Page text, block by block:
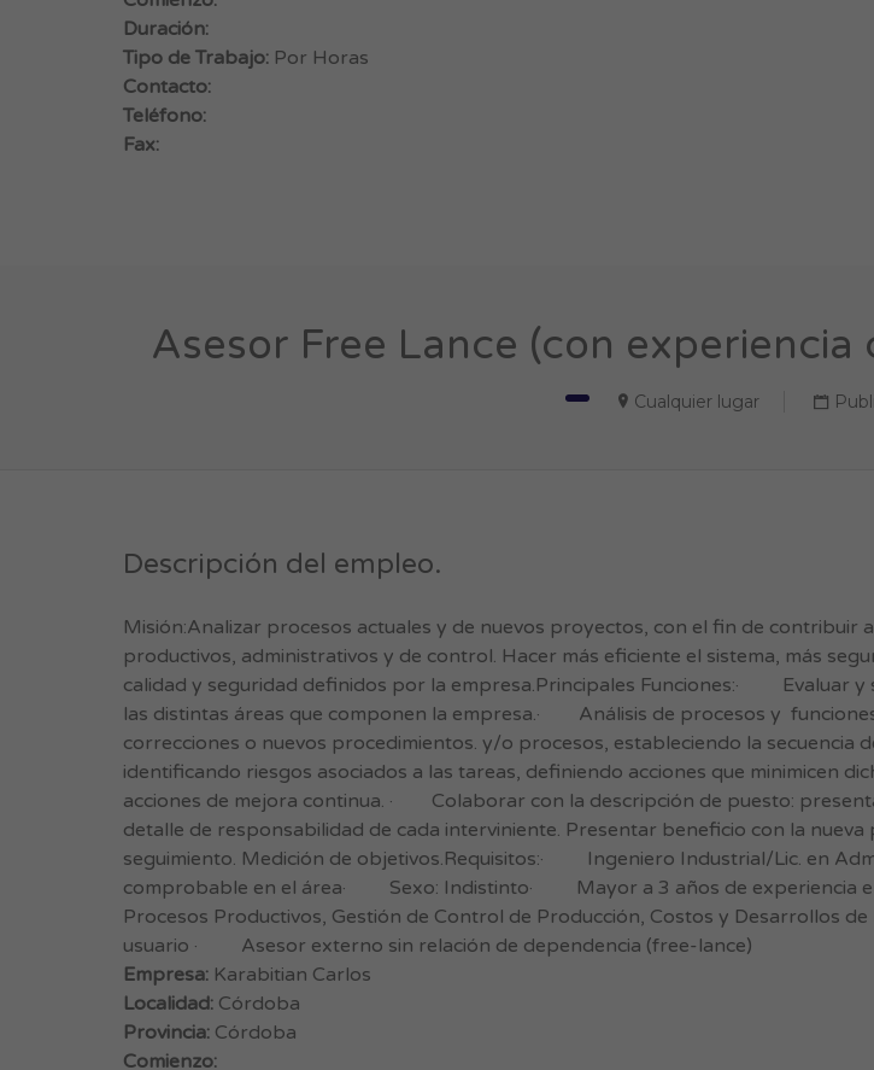
Duración:
Tipo de Trabajo: Por Horas
Contacto:
Teléfono:
Fax:
Asesor Free Lance (con
Cualquier lugar
Descripción del empleo.
Misión:Analizar procesos actuales y de nuevos proyectos, con el fin de contribuir
productivos, administrativos y de control. Hacer más eficiente el sistema, más
calidad y seguridad definidos por la empresa.Principales Funciones:· Evaluar y
las distintas áreas que componen la empresa.· Análisis de procesos y
correcciones o nuevos procedimientos. y/o procesos, estableciendo la secuencia
identificando riesgos asociados a las tareas, definiendo acciones que minimicen
acciones de mejora continua. · Colaborar con la descripción de puesto:
detalle de responsabilidad de cada interviniente. Presentar beneficio con la
seguimiento. Medición de objetivos.Requisitos:· Ingeniero Industrial/Lic. en
comprobable en el área· Sexo: Indistinto· Mayor a 3 años de experiencia
Procesos Productivos, Gestión de Control de Producción, Costos y
usuario · Asesor externo sin relación de dependencia (free-lance)
Empresa: Karabitian Carlos
Localidad: Córdoba
Provincia: Córdoba
Comienzo: